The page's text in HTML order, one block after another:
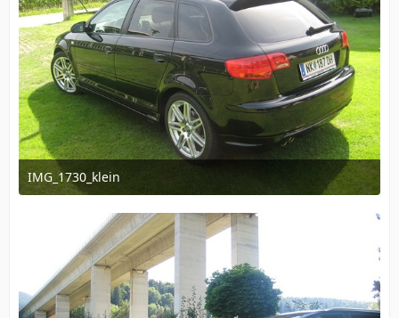
IMG_1730_klein
11. Juli 2012 um 09:04